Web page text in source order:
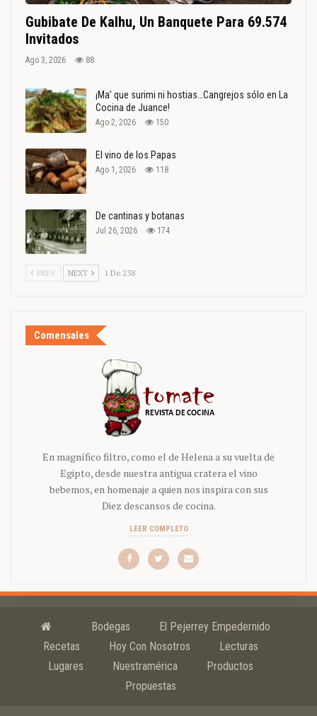
Gubibate De Kalhu, Un Banquete Para 69.574
Invitados
Ago 3, 2026 88
¡Ma’ que surimi ni hostias…Cangrejos sólo en La
Cocina de Juance!
Ago 2, 2026 150
El vino de los Papas
Ago 1, 2026 118
De cantinas y botanas
Jul 26, 2026 174
PREV NEXT 1 De 238
Comensales
En magnífico filtro, como el de Helena a su vuelta de
Egipto, desde nuestra antigua cratera el vino
bebemos, en homenaje a quien nos inspira con sus
Diez descansos de cocina.
LEER COMPLETO
Bodegas
El Pejerrey Empedernido
Recetas
Hoy Con Nosotros
Lecturas
Lugares
Nuestramérica
Productos
Propuestas